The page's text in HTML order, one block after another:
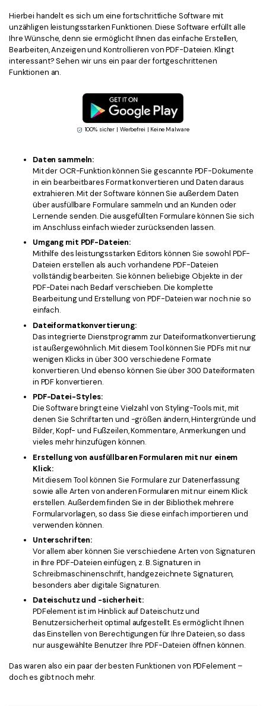
Hierbei handelt es sich um eine fortschrittliche Software mit
unzähligen leistungsstarken Funktionen. Diese Software erfüllt alle
Ihre Wünsche, denn sie ermöglicht Ihnen das einfache Erstellen,
Bearbeiten, Anzeigen und Kontrollieren von PDF-Dateien. Klingt
interessant? Sehen wir uns ein paar der fortgeschrittenen
Funktionen an.
100% sicher | Werbefrei | Keine Malware
Daten sammeln:
Mit der OCR-Funktion können Sie gescannte PDF-Dokumente
in ein bearbeitbares Format konvertieren und Daten daraus
extrahieren. Mit der Software können Sie außerdem Daten
über ausfüllbare Formulare sammeln und an Kunden oder
Lernende senden. Die ausgefüllten Formulare können Sie sich
im Anschluss einfach wieder zurücksenden lassen.
Umgang mit PDF-Dateien:
Mithilfe des leistungsstarken Editors können Sie sowohl PDF-
Dateien erstellen als auch vorhandene PDF-Dateien
vollständig bearbeiten. Sie können beliebige Objekte in der
PDF-Datei nach Bedarf verschieben. Die komplette
Bearbeitung und Erstellung von PDF-Dateien war noch nie so
einfach.
Dateiformatkonvertierung:
Das integrierte Dienstprogramm zur Dateiformatkonvertierung
ist außergewöhnlich. Mit diesem Tool können Sie PDFs mit nur
wenigen Klicks in über 300 verschiedene Formate
konvertieren. Und ebenso können Sie über 300 Dateiformaten
in PDF konvertieren.
PDF-Datei-Styles:
Die Software bringt eine Vielzahl von Styling-Tools mit, mit
denen Sie Schriftarten und -größen ändern, Hintergründe und
Bilder, Kopf- und Fußzeilen, Kommentare, Anmerkungen und
vieles mehr hinzufügen können.
Erstellung von ausfüllbaren Formularen mit nur einem
Klick:
Mit diesem Tool können Sie Formulare zur Datenerfassung
sowie alle Arten von anderen Formularen mit nur einem Klick
erstellen. Außerdem finden Sie in der Bibliothek mehrere
Formularvorlagen, so dass Sie diese einfach importieren und
verwenden können.
Unterschriften:
Vor allem aber können Sie verschiedene Arten von Signaturen
in Ihre PDF-Dateien einfügen, z. B. Signaturen in
Schreibmaschinenschrift, handgezeichnete Signaturen,
besonders aber digitale Signaturen.
Dateischutz und -sicherheit:
PDFelement ist im Hinblick auf Dateischutz und
Benutzersicherheit optimal aufgestellt. Es ermöglicht Ihnen
das Einstellen von Berechtigungen für Ihre Dateien, so dass
nur ausgewählte Benutzer Ihre PDF-Dateien öffnen können.
Das waren also ein paar der besten Funktionen von PDFelement –
doch es gibt noch mehr.